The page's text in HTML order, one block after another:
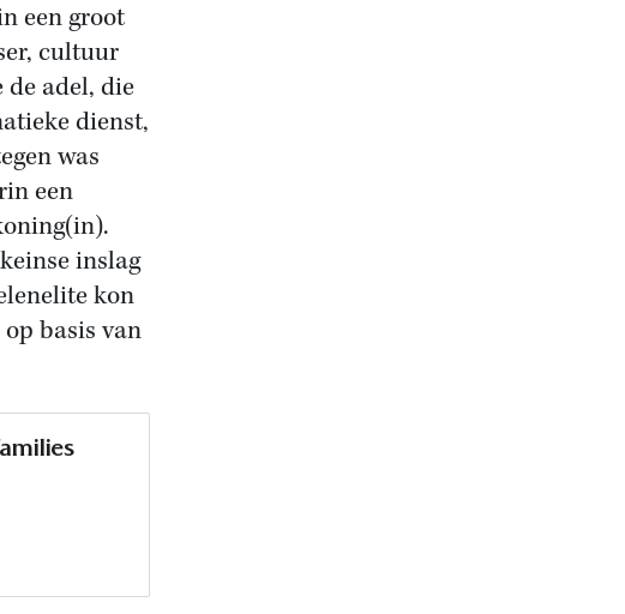
een groot
cultuur
de adel, die
dienst,
was
een
inslag
kon
basis van